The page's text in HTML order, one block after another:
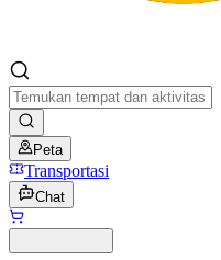
Peta
Transportasi
Chat